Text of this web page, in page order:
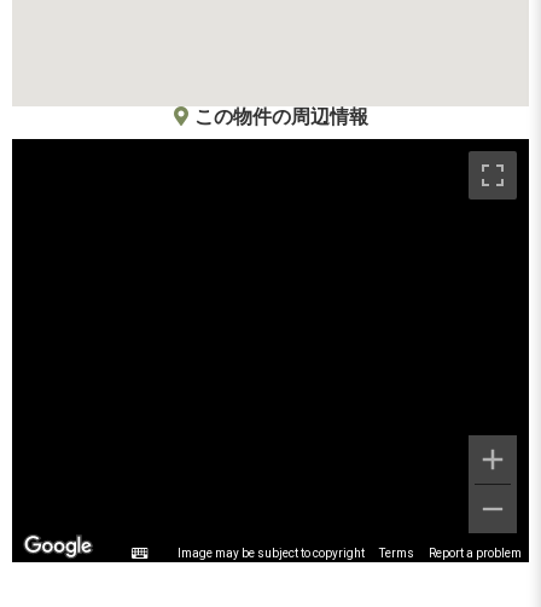
この物件の周辺情報
Image may be subject to copyright Terms Report a problem